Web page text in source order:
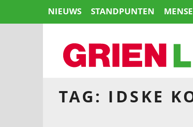
NIEUWS STANDPUNTEN
HOME
TAG: IDSKE